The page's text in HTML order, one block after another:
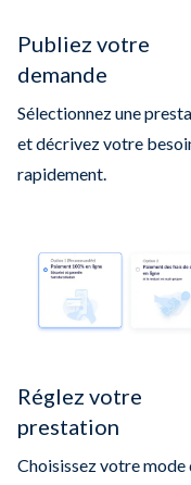
Publiez votre
demande
Sélectionnez une
et décrivez votre
rapidement.
Réglez votre
prestation
Choisissez votre mode